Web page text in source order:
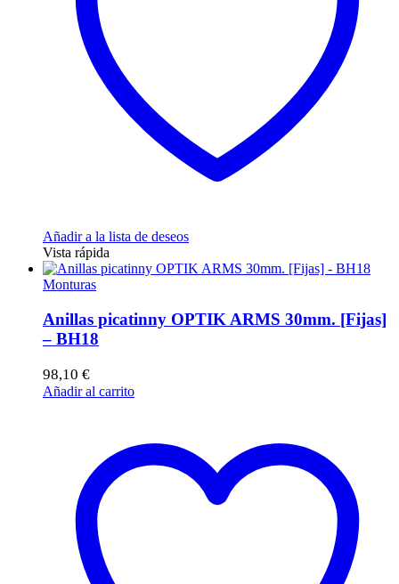
Añadir a la lista de deseos
Vista rápida
Monturas
Anillas picatinny OPTIK ARMS 30mm. [Fijas]
– BH18
98,10 €
Añadir al carrito